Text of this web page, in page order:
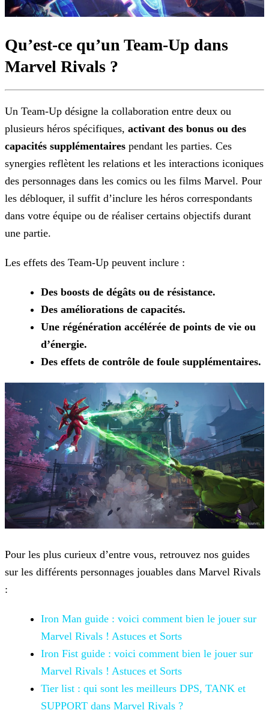
Qu’est-ce qu’un Team-Up dans
Marvel Rivals ?
Un Team-Up désigne la collaboration entre deux ou
plusieurs héros spécifiques, activant des bonus ou des
capacités supplémentaires pendant les parties. Ces
synergies reflètent les relations et les interactions iconiques
des personnages dans les comics ou les films Marvel. Pour
les débloquer, il suffit d’inclure les héros correspondants
dans votre équipe ou de réaliser certains objectifs durant
une partie.
Les effets des Team-Up peuvent inclure :
Des boosts de dégâts ou de résistance.
Des améliorations de capacités.
Une régénération accélérée de points de vie ou
d’énergie.
Des effets de contrôle de foule supplémentaires.
Pour les plus curieux d’entre vous, retrouvez nos guides
sur les différents personnages jouables dans Marvel Rivals
:
Iron Man guide : voici comment bien le jouer sur
Marvel Rivals ! Astuces et Sorts
Iron Fist guide : voici comment bien le jouer sur
Marvel Rivals ! Astuces et Sorts
Tier list : qui sont les meilleurs DPS, TANK et
SUPPORT dans Marvel Rivals ?